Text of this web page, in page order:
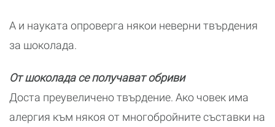
А и науката опроверга някои неверни твърдения
за шоколада.
От шоколада се получават обриви
Доста преувеличено твърдение. Ако човек има
алергия към някоя от многобройните съставки на